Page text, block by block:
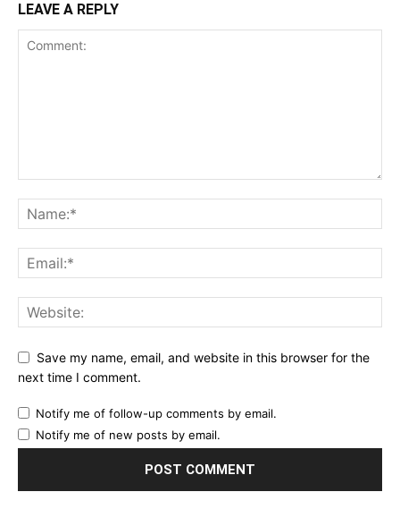
LEAVE A REPLY
Save my name, email, and website in this browser for the
next time I comment.
Notify me of follow-up comments by email.
Notify me of new posts by email.